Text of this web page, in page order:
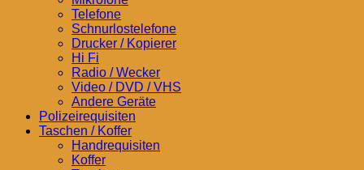
Telefone
Schnurlostelefone
Drucker / Kopierer
Hi Fi
Radio / Wecker
Video / DVD / VHS
Andere Geräte
Polizeirequisiten
Taschen / Koffer
Handrequisiten
Koffer